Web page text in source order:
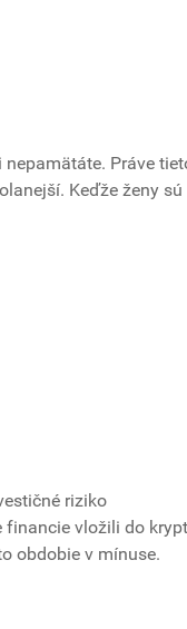
Práve
Keďže ženy sú
riziko
financie vložili do
obdobie v mínuse.